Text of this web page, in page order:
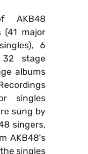
AKB48
(41 major
6
stage
albums
singles
sung by
singers,
AKB48's
singles